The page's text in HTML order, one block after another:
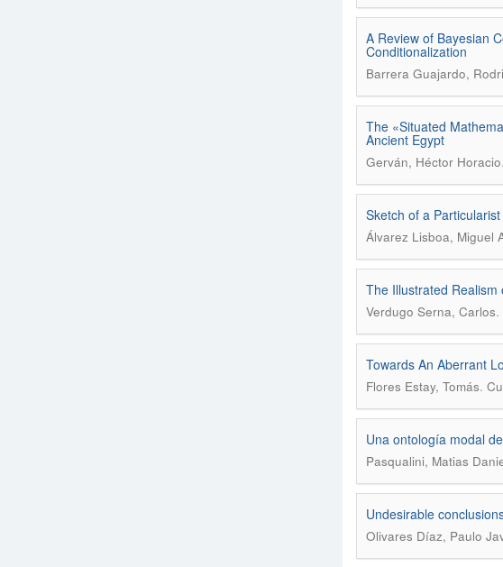
A Review of Bayesian
Conditionalization
Barrera Guajardo,
The «Situated
Ancient Egypt
Gerván, Héctor Horacio.
Sketch of a
Álvarez Lisboa, Miguel
The Illustrated Realism
Verdugo Serna, Carlos.
Towards An Aberrant
Flores Estay, Tomás.
Una ontología modal
Pasqualini, Matias
Undesirable
Olivares Díaz, Paulo